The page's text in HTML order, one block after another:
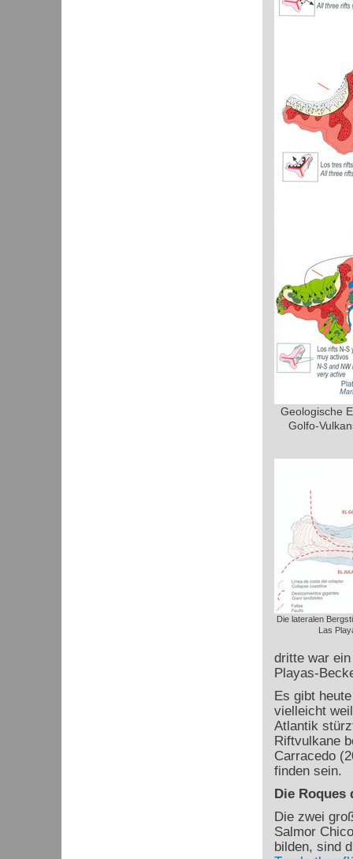
Geologische
Golfo-
Die lateralen
Las
dritte war
Playas-
Es gibt
vielleicht
Atlantik
Riftvulkane
Carracedo
finden sein.
Die Roques
Die zwei
Salmor
bilden, sind